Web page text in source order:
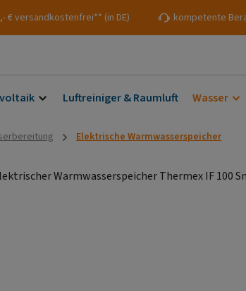
€ versandkostenfrei** (in DE) kompetente
Luftreiniger & Raumluft Wasser
Elektrische Warmwasserspeicher